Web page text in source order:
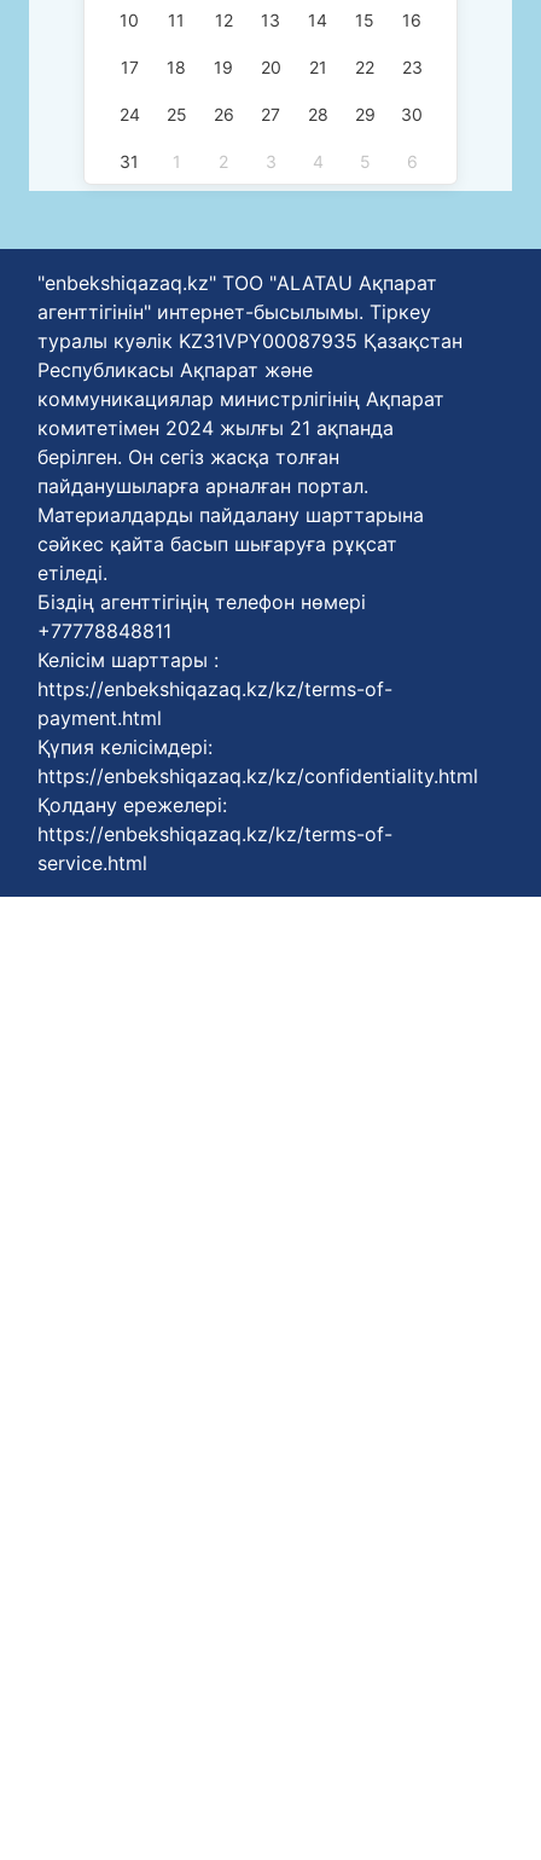
10 11 12 13 14 15 16
17 18 19 20 21 22 23
24 25 26 27 28 29 30
31 1 2 3 4 5 6
"enbekshiqazaq.kz" ТОО "ALATAU Ақпарат
агенттігінін" интернет-бысылымы. Тіркеу
туралы куәлік KZ31VPY00087935 Қазақстан
Республикасы Ақпарат және
коммуникациялар министрлігінің Ақпарат
комитетімен 2024 жылғы 21 ақпанда
берілген. Он сегіз жасқа толған
пайданушыларға арналған портал.
Материалдарды пайдалану шарттарына
сәйкес қайта басып шығаруға рұқсат
етіледі.
Біздің агенттігіңің телефон нөмері
+77778848811
Келісім шарттары :
https://enbekshiqazaq.kz/kz/terms-of-
payment.html
Қүпия келісімдері:
https://enbekshiqazaq.kz/kz/confidentiality.html
Қолдану ережелері:
https://enbekshiqazaq.kz/kz/terms-of-
service.html